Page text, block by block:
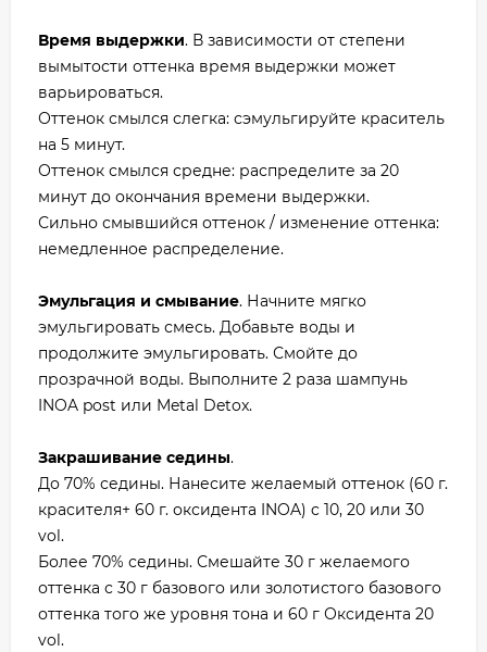
Время выдержки. В зависимости от степени
вымытости оттенка время выдержки может
варьироваться.
Оттенок смылся слегка: сэмульгируйте краситель
на 5 минут.
Оттенок смылся средне: распределите за 20
минут до окончания времени выдержки.
Сильно смывшийся оттенок / изменение оттенка:
немедленное распределение.
Эмульгация и смывание. Начните мягко
эмульгировать смесь. Добавьте воды и
продолжите эмульгировать. Смойте до
прозрачной воды. Выполните 2 раза шампунь
INOA post или Metal Detox.
Закрашивание седины.
До 70% седины. Нанесите желаемый оттенок (60 г.
красителя+ 60 г. оксидента INOA) c 10, 20 или 30
vol.
Более 70% седины. Смешайте 30 г желаемого
оттенка с 30 г базового или золотистого базового
оттенка того же уровня тона и 60 г Оксидента 20
vol.